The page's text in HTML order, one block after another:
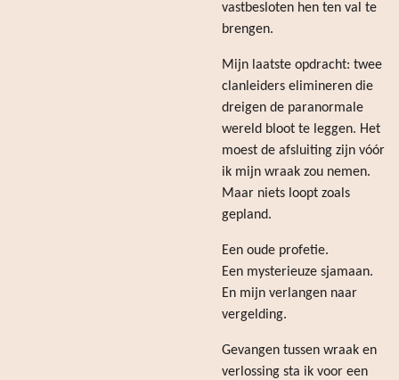
vastbesloten hen ten val te
brengen.
Mijn laatste opdracht: twee
clanleiders elimineren die
dreigen de paranormale
wereld bloot te leggen. Het
moest de afsluiting zijn vóór
ik mijn wraak zou nemen.
Maar niets loopt zoals
gepland.
Een oude profetie.
Een mysterieuze sjamaan.
En mijn verlangen naar
vergelding.
Gevangen tussen wraak en
verlossing sta ik voor een